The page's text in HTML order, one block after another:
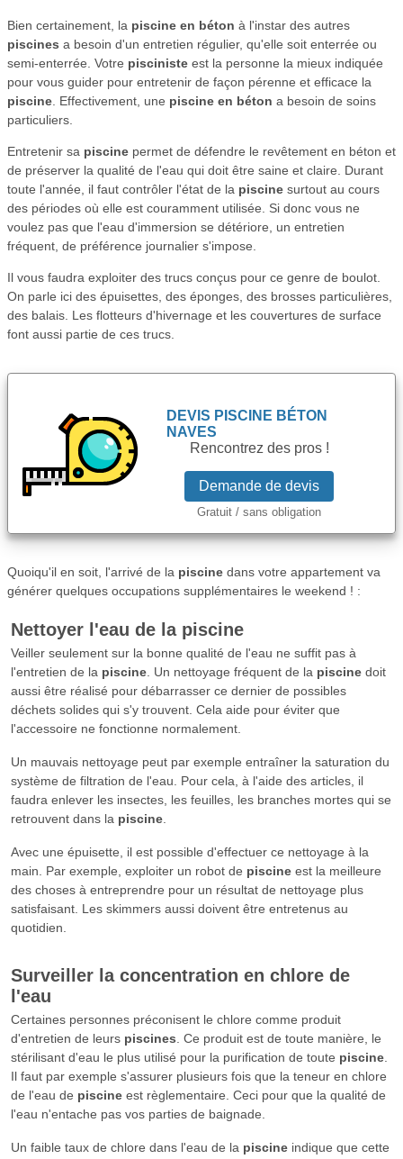
Bien certainement, la piscine en béton à l'instar des autres
piscines a besoin d'un entretien régulier, qu'elle soit enterrée ou
semi-enterrée. Votre pisciniste est la personne la mieux indiquée
pour vous guider pour entretenir de façon pérenne et efficace la
piscine. Effectivement, une piscine en béton a besoin de soins
particuliers.
Entretenir sa piscine permet de défendre le revêtement en béton et
de préserver la qualité de l'eau qui doit être saine et claire. Durant
toute l'année, il faut contrôler l'état de la piscine surtout au cours
des périodes où elle est couramment utilisée. Si donc vous ne
voulez pas que l'eau d'immersion se détériore, un entretien
fréquent, de préférence journalier s'impose.
Il vous faudra exploiter des trucs conçus pour ce genre de boulot.
On parle ici des épuisettes, des éponges, des brosses particulières,
des balais. Les flotteurs d'hivernage et les couvertures de surface
font aussi partie de ces trucs.
DEVIS PISCINE BÉTON
NAVES
Rencontrez des pros !
Demande de devis
Gratuit / sans obligation
Quoiqu'il en soit, l'arrivé de la piscine dans votre appartement va
générer quelques occupations supplémentaires le weekend ! :
Nettoyer l'eau de la piscine
Veiller seulement sur la bonne qualité de l'eau ne suffit pas à
l'entretien de la piscine. Un nettoyage fréquent de la piscinedoit
aussi être réalisé pour débarrasser ce dernier de possibles
déchets solides qui s'y trouvent. Cela aide pour éviter que
l'accessoire ne fonctionne normalement.
Un mauvais nettoyage peut par exemple entraîner la saturation du
système de filtration de l'eau. Pour cela, à l'aide des articles, il
faudra enlever les insectes, les feuilles, les branches mortes qui se
retrouvent dans la piscine.
Avec une épuisette, il est possible d'effectuer ce nettoyage à la
main. Par exemple, exploiter un robot de piscineest la meilleure
des choses à entreprendre pour un résultat de nettoyage plus
satisfaisant. Les skimmers aussi doivent être entretenus au
quotidien.
Surveiller la concentration en chlore de
l'eau
Certaines personnes préconisent le chlore comme produit
d'entretien de leurs piscines . Ce produit est de toute manière, le
stérilisant d'eau le plus utilisé pour la purification de toute piscine.
Il faut par exemple s'assurer plusieurs fois que la teneur en chlore
de l'eau de piscineest règlementaire. Ceci pour que la qualité de
l'eau n'entache pas vos parties de baignade.
Un faible taux de chlore dans l'eau de la piscineindique que cette